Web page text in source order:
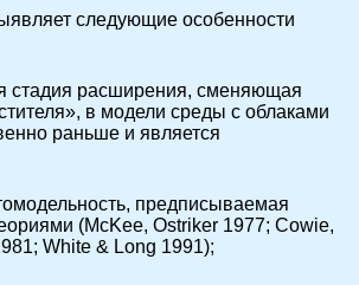
следующие особенности
стадия расширения, сменяющая
в модели среды с облаками
раньше и является
предписываемая
(McKee, Ostriker 1977; Cowie,
White & Long 1991);